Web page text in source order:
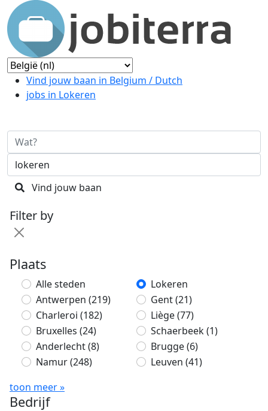
Vind jouw baan in Belgium / Dutch
jobs in Lokeren
Vind jouw baan
Filter by
Plaats
Alle steden
Lokeren
Antwerpen (219) Gent(21)
Charleroi (182) Liège(77)
Bruxelles (24) Schaerbeek(1)
Anderlecht(8) Brugge(6)
Namur(248) Leuven (41)
toon meer »
Bedrijf